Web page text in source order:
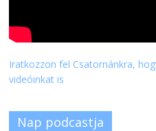
Iratkozzon fel Csatornánkra,
videóinkat is
Nap podcastja